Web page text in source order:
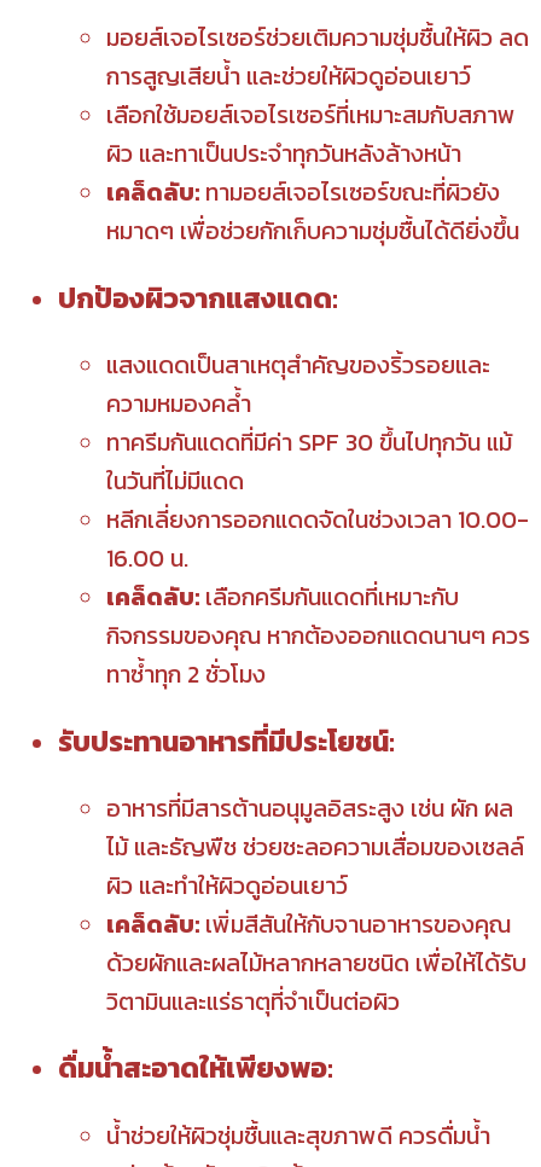
มอยส์เจอไรเซอร์ช่วยเติมความชุ่มชื้นให้ผิว ลด
การสูญเสียน้ำ และช่วยให้ผิวดูอ่อนเยาว์
เลือกใช้มอยส์เจอไรเซอร์ที่เหมาะสมกับสภาพ
ผิว และทาเป็นประจำทุกวันหลังล้างหน้า
เคล็ดลับ: ทามอยส์เจอไรเซอร์ขณะที่ผิวยัง
หมาดๆ เพื่อช่วยกักเก็บความชุ่มชื้นได้ดียิ่งขึ้น
ปกป้องผิวจากแสงแดด:
แสงแดดเป็นสาเหตุสำคัญของริ้วรอยและ
ความหมองคล้ำ
ทาครีมกันแดดที่มีค่า SPF 30 ขึ้นไปทุกวัน แม้
ในวันที่ไม่มีแดด
หลีกเลี่ยงการออกแดดจัดในช่วงเวลา 10.00-
16.00 น.
เคล็ดลับ: เลือกครีมกันแดดที่เหมาะกับ
กิจกรรมของคุณ หากต้องออกแดดนานๆ ควร
ทาซ้ำทุก 2 ชั่วโมง
รับประทานอาหารที่มีประโยชน์:
อาหารที่มีสารต้านอนุมูลอิสระสูง เช่น ผัก ผล
ไม้ และธัญพืช ช่วยชะลอความเสื่อมของเซลล์
ผิว และทำให้ผิวดูอ่อนเยาว์
เคล็ดลับ: เพิ่มสีสันให้กับจานอาหารของคุณ
ด้วยผักและผลไม้หลากหลายชนิด เพื่อให้ได้รับ
วิตามินและแร่ธาตุที่จำเป็นต่อผิว
ดื่มน้ำสะอาดให้เพียงพอ:
น้ำช่วยให้ผิวชุ่มชื้นและสุขภาพดี ควรดื่มน้ำ